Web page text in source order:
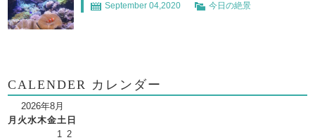
September 04,2020 今日の絶景
CALENDER カレンダー
2026年8月
月 火水木金土 日
1
2